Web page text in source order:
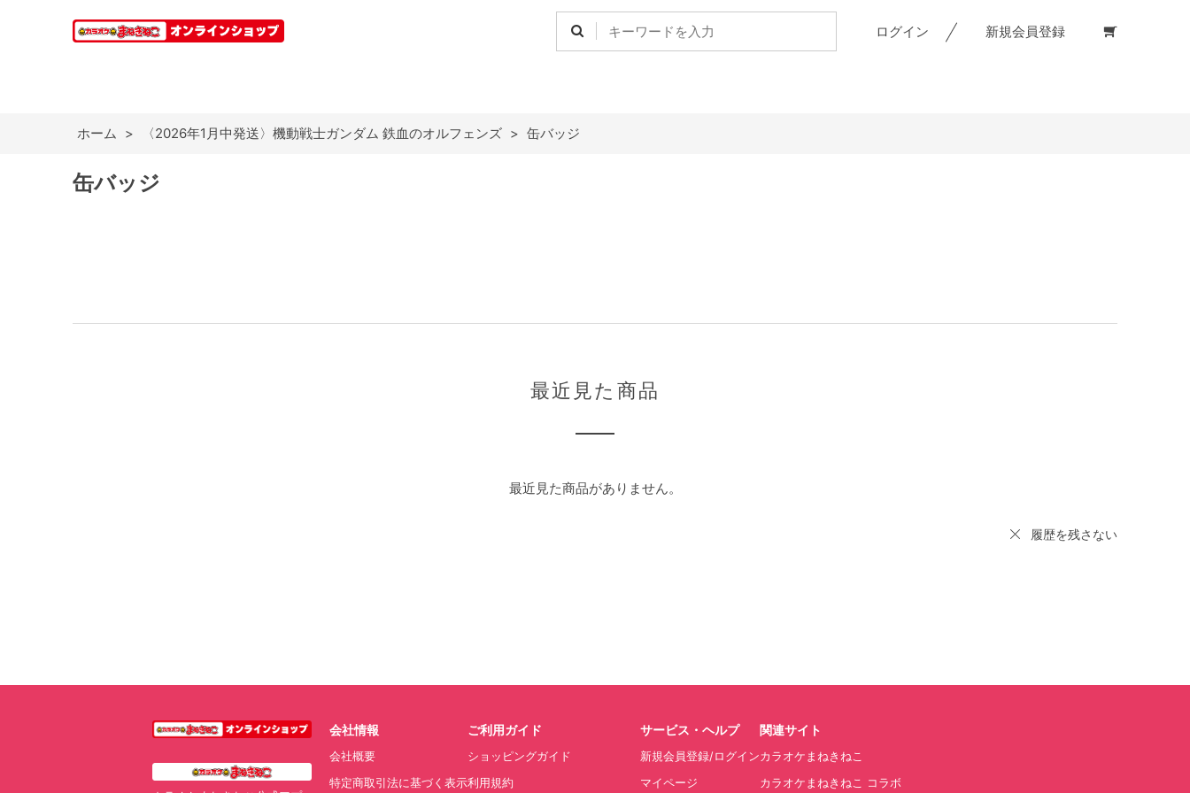
ログイン 新規会員登録
ホーム > 〈2026年1月中発送〉機動戦士ガンダム 鉄血のオルフェンズ > 缶バッジ
缶バッジ
最近見た商品
最近見た商品がありません。
履歴を残さない
会社情報
会社概要
特定商取引法に基づく表示
ご利用ガイド
ショッピングガイド
利用規約
サービス・ヘルプ
新規会員登録/ログイン
マイページ
関連サイト
カラオケまねきねこ
カラオケまねきねこ コラボ